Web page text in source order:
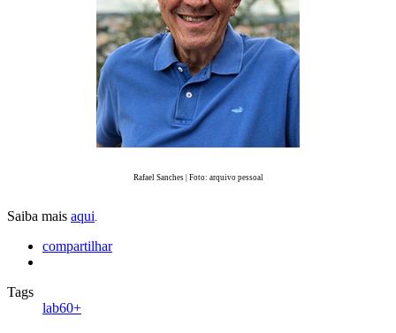
Rafael Sanches | Foto: arquivo pessoal
Saiba mais aqui
compartilhar
Tags
lab60+